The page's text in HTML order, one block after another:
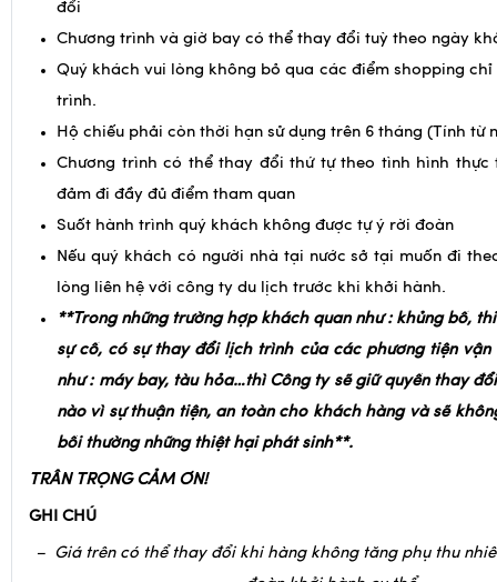
Quý khách vui lòng không bỏ qua các điểm shopping
trình.
Hộ chiếu phải còn thời hạn sử dụng trên 6 tháng (Tính từ
Chương trình có thể thay đổi thứ tự theo tình hình thực
đảm đi đầy đủ điểm tham quan
Suốt hành trình quý khách không được tự ý rời đoàn
Nếu quý khách có người nhà tại nước sở tại muốn đi
lòng liên hệ với công ty du lịch trước khi khởi hành.
**Trong những trường hợp khách quan như : khủng bố,
sự cố, có sự thay đổi lịch trình của các phương tiện vận
như : máy bay, tàu hỏa…thì Công ty sẽ giữ quyền thay
nào vì sự thuận tiện, an toàn cho khách hàng và sẽ
bồi thường những thiệt hại phát sinh**.
TRÂN TRỌNG CẢM ƠN!
– Giá trên có thể thay đổi khi hàng không tăng phụ thu
– Chương trình bay và giờ bay có thể thay đổi tuỳ theo